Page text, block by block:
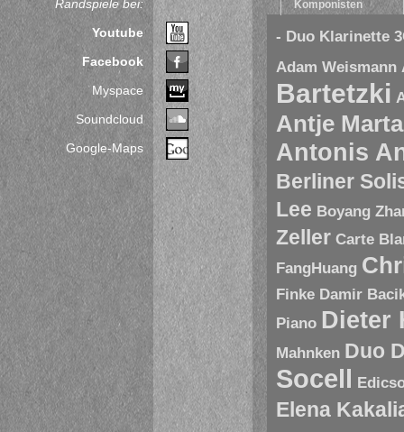
Randspiele bei:
Youtube
Facebook
Myspace
Soundcloud
Google-Maps
Komponisten
- Duo Klarinette
Adam Weismann
Bartetzki
Antje
Antonis
Berliner
Lee Boyang
Zeller Carte
FangHuang
Finke Damir
Piano Dieter
Mahnken Duo
Socell
Elena